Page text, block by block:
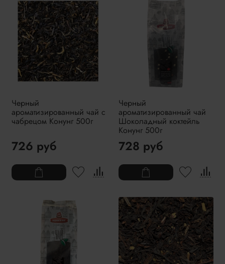
Черный
ароматизированный чай с
чабрецом Конунг 500г
726 руб
Черный
ароматизированный чай
Шоколадный коктейль
Конунг 500г
728 руб